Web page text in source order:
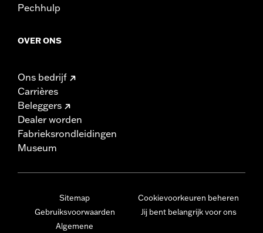
Pechhulp
OVER ONS
Ons bedrijf
Carrières
Beleggers
Dealer worden
Fabrieksrondleidingen
Museum
Sitemap
Gebruiksvoorwaarden
Algemene
Cookievoorkeuren beheren
Jij bent belangrijk voor ons